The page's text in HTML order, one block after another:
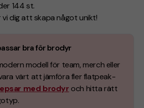
144 st.
vi dig att skapa något unikt!
bra för brodyr
modell för team, merch eller
värt att jämföra fler flatpeak-
med brodyr och hitta rätt